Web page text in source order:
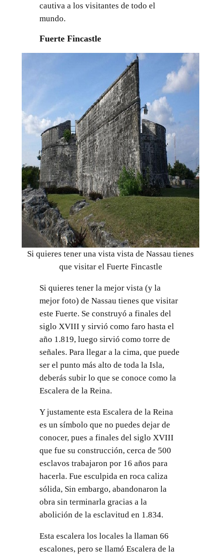
cautiva a los visitantes de todo el
mundo.
Fuerte Fincastle
Si quieres tener una vista vista de Nassau tienes
que visitar el Fuerte Fincastle
Si quieres tener la mejor vista (y la
mejor foto) de Nassau tienes que visitar
este Fuerte. Se construyó a finales del
siglo XVIII y sirvió como faro hasta el
año 1.819, luego sirvió como torre de
señales. Para llegar a la cima, que puede
ser el punto más alto de toda la Isla,
deberás subir lo que se conoce como la
Escalera de la Reina.
Y justamente esta Escalera de la Reina
es un símbolo que no puedes dejar de
conocer, pues a finales del siglo XVIII
que fue su construcción, cerca de 500
esclavos trabajaron por 16 años para
hacerla. Fue esculpida en roca caliza
sólida, Sin embargo, abandonaron la
obra sin terminarla gracias a la
abolición de la esclavitud en 1.834.
Esta escalera los locales la llaman 66
escalones, pero se llamó Escalera de la